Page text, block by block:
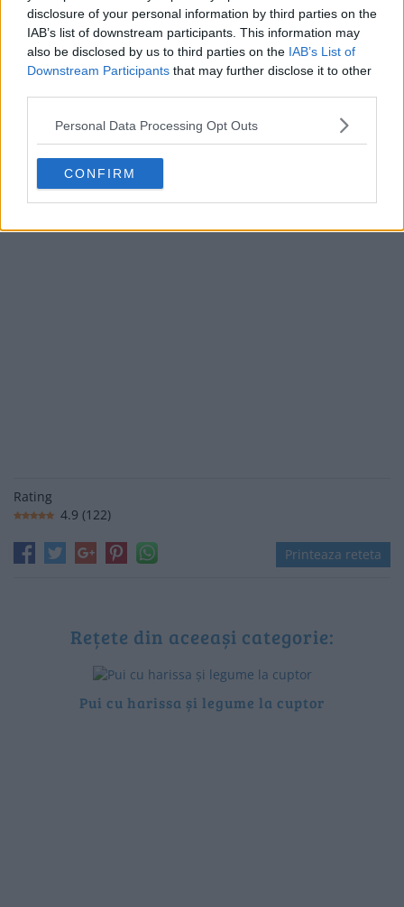
disclosure of your personal information by third parties on the
IAB’s list of downstream participants. This information may
also be disclosed by us to third parties on the IAB’s List of
Downstream Participants that may further disclose it to other
Personal Data Processing Opt Outs
CONFIRM
Poftă mare și să vă fie de folos!
Rating
4.9 (122)
Printeaza reteta
Rețete din aceeași categorie:
Pui cu harissa și legume la cuptor